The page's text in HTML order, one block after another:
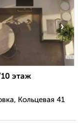
›
этаж
Кольцевая 41